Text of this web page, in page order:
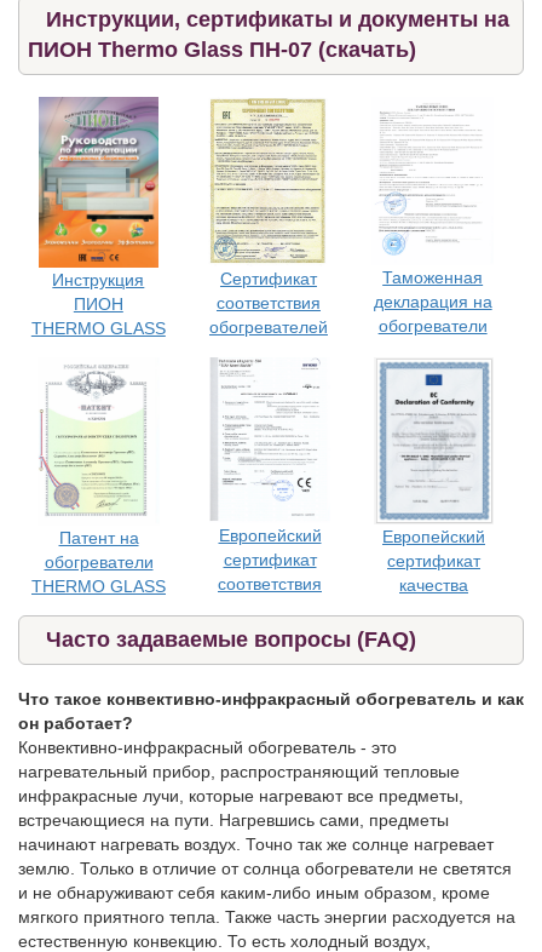
Инструкции, сертификаты и документы на
ПИОН Thermo Glass ПН-07 (скачать)
Инструкция
ПИОН
THERMO GLASS
Сертификат
соответствия
обогревателей
Таможенная
декларация на
обогреватели
Патент на
обогреватели
THERMO GLASS
Европейский
сертификат
соответствия
Европейский
сертификат
качества
Часто задаваемые вопросы (FAQ)
Что такое конвективно-инфракрасный обогреватель и как
он работает?
Конвективно-инфракрасный обогреватель - это
нагревательный прибор, распространяющий тепловые
инфракрасные лучи, которые нагревают все предметы,
встречающиеся на пути. Нагревшись сами, предметы
начинают нагревать воздух. Точно так же солнце нагревает
землю. Только в отличие от солнца обогреватели не светятся
и не обнаруживают себя каким-либо иным образом, кроме
мягкого приятного тепла. Также часть энергии расходуется на
естественную конвекцию. То есть холодный воздух,